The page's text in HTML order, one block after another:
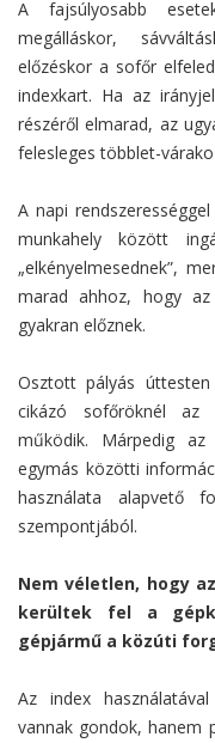
A fajsúlyosabb
megálláskor,
előzéskor a sofőr
indexkart. Ha az
részéről elmarad, az
felesleges többlet-
A napi
munkahely között
„elkényelmesednek”,
marad ahhoz, hogy
gyakran előznek.
Osztott pályás
cikázó sofőröknél az
működik. Márpedig
egymás közötti
használata alapvető
szempontjából.
Nem véletlen, hogy
kerültek fel a
gépjármű a közúti
Az index
vannak gondok, hanem